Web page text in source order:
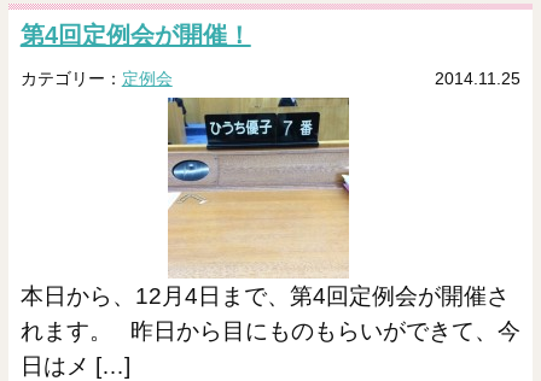
第4回定例会が開催！
カテゴリー： 定例会 2014.11.25
本日から、12月4日まで、第4回定例会が開催さ
れます。 昨日から目にものもらいができて、今
日はメ […]